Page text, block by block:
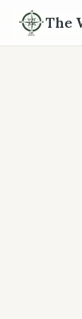
The